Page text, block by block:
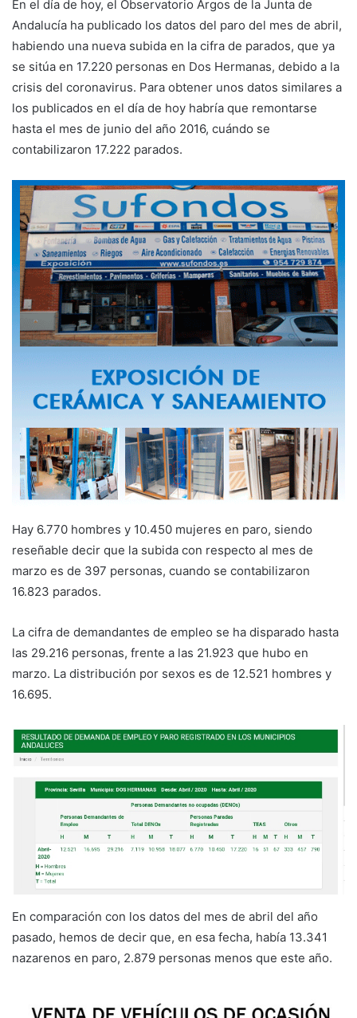
En el día de hoy, el Observatorio Argos de la Junta de
Andalucía ha publicado los datos del paro del mes de abril,
habiendo una nueva subida en la cifra de parados, que ya
se sitúa en 17.220 personas en Dos Hermanas, debido a la
crisis del coronavirus. Para obtener unos datos similares a
los publicados en el día de hoy habría que remontarse
hasta el mes de junio del año 2016, cuándo se
contabilizaron 17.222 parados.
Hay 6.770 hombres y 10.450 mujeres en paro, siendo
reseñable decir que la subida con respecto al mes de
marzo es de 397 personas, cuando se contabilizaron
16.823 parados.
La cifra de demandantes de empleo se ha disparado hasta
las 29.216 personas, frente a las 21.923 que hubo en
marzo. La distribución por sexos es de 12.521 hombres y
16.695.
En comparación con los datos del mes de abril del año
pasado, hemos de decir que, en esa fecha, había 13.341
nazarenos en paro, 2.879 personas menos que este año.